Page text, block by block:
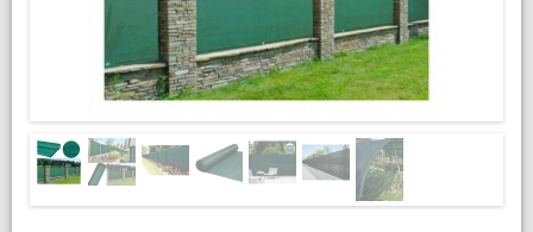
Previous